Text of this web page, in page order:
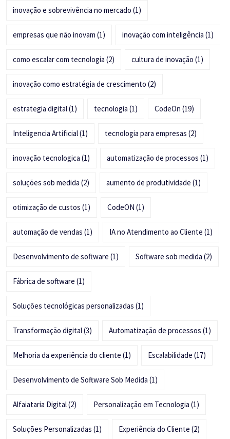
inovação e sobrevivência no mercado (1)
empresas que não inovam (1) inovação com inteligência (1)
como escalar com tecnologia (2) cultura de inovação (1)
inovação como estratégia de crescimento (2)
estrategia digital(1) tecnologia (1) CodeOn (19)
Inteligencia Artificial(1) tecnologia para empresas (2)
inovação tecnologica (1) automatização de processos (1)
soluções sob medida (2) aumento de produtividade (1)
otimização de custos (1) CodeON (1)
automação de vendas (1) IA no Atendimento ao Cliente (1)
Desenvolvimento de software (1) Software sob medida (2)
Fábrica de software (1)
Soluções tecnológicas personalizadas (1)
Transformação digital(3) Automatização de processos (1)
Melhoria da experiência do cliente (1) Escalabilidade (17)
Desenvolvimento de Software Sob Medida (1)
Alfaiataria Digital(2) Personalização em Tecnologia (1)
Soluções Personalizadas (1) Experiência do Cliente (2)